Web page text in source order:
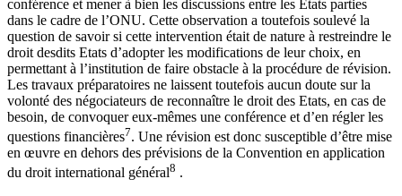
conférence et mener à bien les discussions entre les Etats parties
dans le cadre de l’ONU. Cette observation a toutefois soulevé la
question de savoir si cette intervention était de nature à restreindre le
droit desdits Etats d’adopter les modifications de leur choix, en
permettant à l’institution de faire obstacle à la procédure de révision.
Les travaux préparatoires ne laissent toutefois aucun doute sur la
volonté des négociateurs de reconnaître le droit des Etats, en cas de
besoin, de convoquer eux-mêmes une conférence et d’en régler les
questions financières7. Une révision est donc susceptible d’être mise
en œuvre en dehors des prévisions de la Convention en application
du droit international général8 .